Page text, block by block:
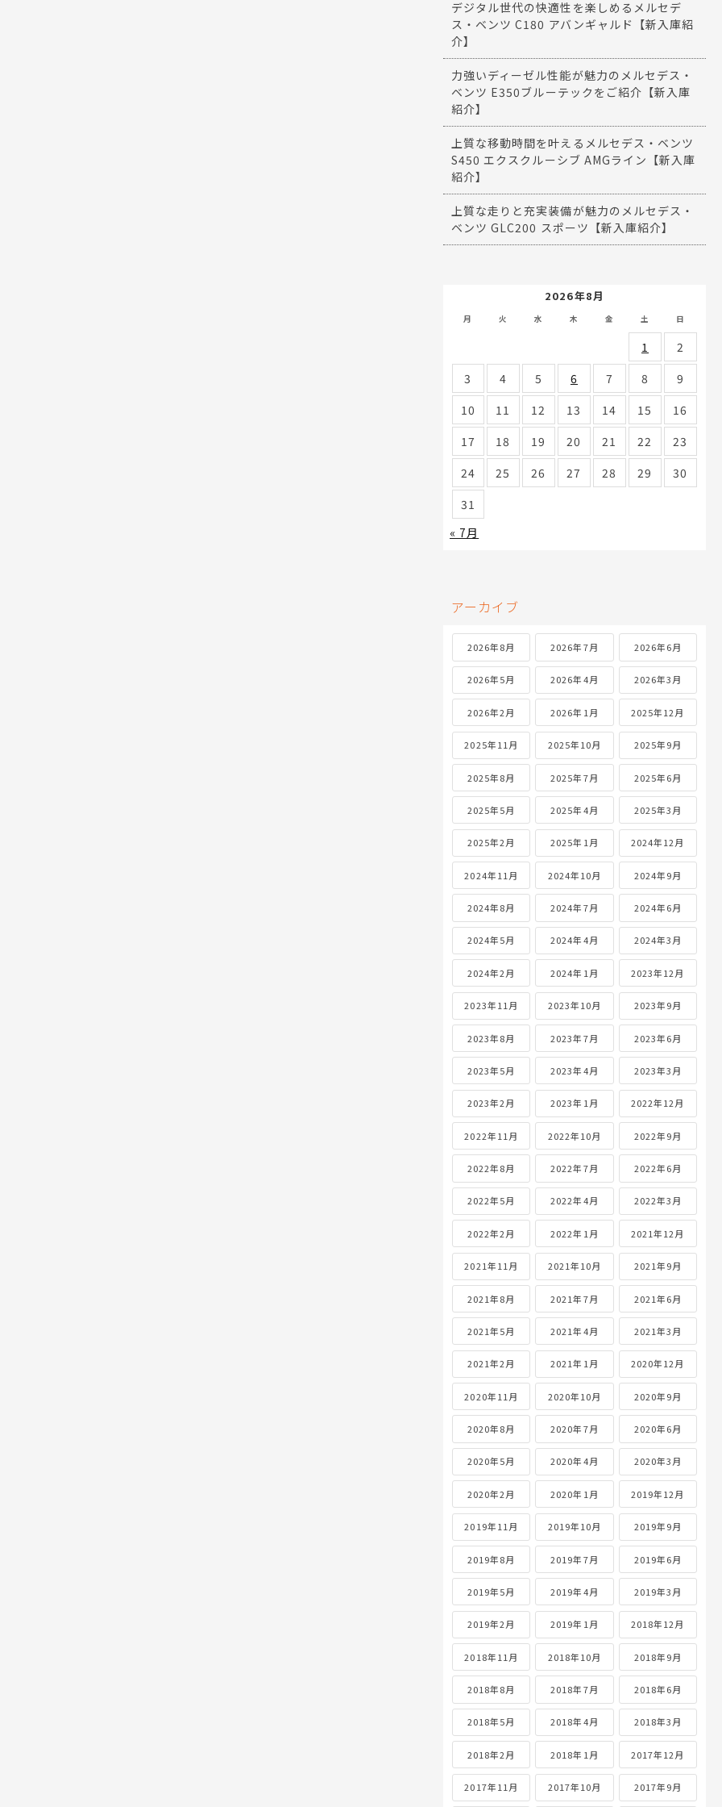
デジタル世代の快適性を楽しめるメルセデ
ス・ベンツ C180 アバンギャルド【新入庫紹
介】
力強いディーゼル性能が魅力のメルセデス・
ベンツ E350ブルーテックをご紹介【新入庫
紹介】
上質な移動時間を叶えるメルセデス・ベンツ
S450 エクスクルーシブ AMGライン【新入庫
紹介】
上質な走りと充実装備が魅力のメルセデス・
ベンツ GLC200 スポーツ【新入庫紹介】
2026年8月
月 火 水 木 金 土 日
1
2
3
4 5 6 7 8
9
10
11 12 13 14 15
16
17
18 19 20 21 22
23
24
25 26 27 28 29
30
31
« 7月
アーカイブ
2026年8月 2026年7月 2026年6月
2026年5月 2026年4月 2026年3月
2026年2月 2026年1月 2025年12月
2025年11月 2025年10月 2025年9月
2025年8月 2025年7月 2025年6月
2025年5月 2025年4月 2025年3月
2025年2月 2025年1月 2024年12月
2024年11月 2024年10月 2024年9月
2024年8月 2024年7月 2024年6月
2024年5月 2024年4月 2024年3月
2024年2月 2024年1月 2023年12月
2023年11月 2023年10月 2023年9月
2023年8月 2023年7月 2023年6月
2023年5月 2023年4月 2023年3月
2023年2月 2023年1月 2022年12月
2022年11月 2022年10月 2022年9月
2022年8月 2022年7月 2022年6月
2022年5月 2022年4月 2022年3月
2022年2月 2022年1月 2021年12月
2021年11月 2021年10月 2021年9月
2021年8月 2021年7月 2021年6月
2021年5月 2021年4月 2021年3月
2021年2月 2021年1月 2020年12月
2020年11月 2020年10月 2020年9月
2020年8月 2020年7月 2020年6月
2020年5月 2020年4月 2020年3月
2020年2月 2020年1月 2019年12月
2019年11月 2019年10月 2019年9月
2019年8月 2019年7月 2019年6月
2019年5月 2019年4月 2019年3月
2019年2月 2019年1月 2018年12月
2018年11月 2018年10月 2018年9月
2018年8月 2018年7月 2018年6月
2018年5月 2018年4月 2018年3月
2018年2月 2018年1月 2017年12月
2017年11月 2017年10月 2017年9月